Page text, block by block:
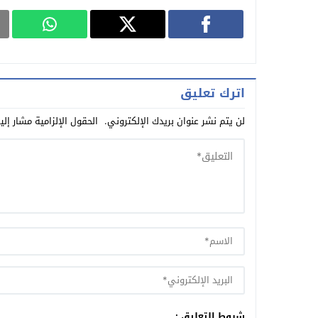
اترك تعليق
لن يتم نشر عنوان بريدك الإلكتروني. الحقول الإلزامية مشار